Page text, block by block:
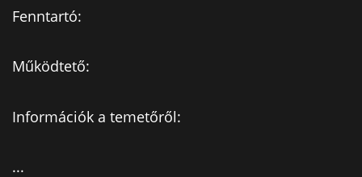
Fenntartó:
Működtető:
Információk a temetőről:
...